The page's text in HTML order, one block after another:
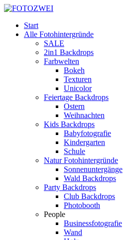
Start
Alle Fotohintergründe
SALE
2in1 Backdrops
Farbwelten
Bokeh
Texturen
Unicolor
Feiertage Backdrops
Ostern
Weihnachten
Kids Backdrops
Babyfotografie
Kindergarten
Schule
Natur Fotohintergründe
Sonnenuntergänge
Wald Backdrops
Party Backdrops
Club Backdrops
Photobooth
People
Businessfotografie
Wand